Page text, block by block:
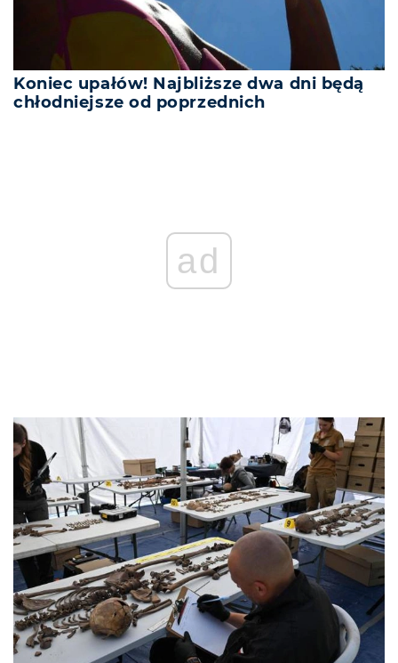
Koniec upałów! Najbliższe dwa dni będą
chłodniejsze od poprzednich
ad